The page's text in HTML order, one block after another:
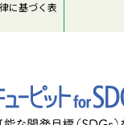
に基づく表